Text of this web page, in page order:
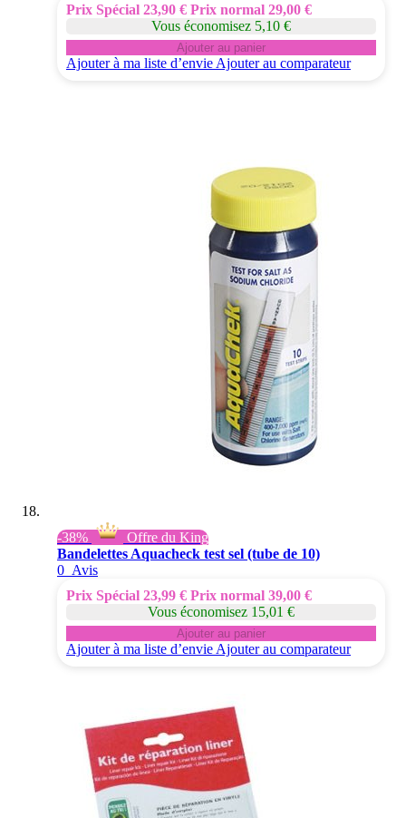
Prix Spécial 23,90 € Prix normal 29,00 €
Vous économisez 5,10 €
Ajouter au panier
Ajouter à ma liste d’envie Ajouter au comparateur
-38%
Offre du King
Bandelettes Aquacheck test sel (tube de 10)
0 Avis
Prix Spécial 23,99 € Prix normal 39,00 €
Vous économisez 15,01 €
Ajouter au panier
Ajouter à ma liste d’envie Ajouter au comparateur